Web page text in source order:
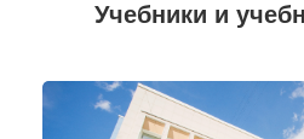
Учебники и